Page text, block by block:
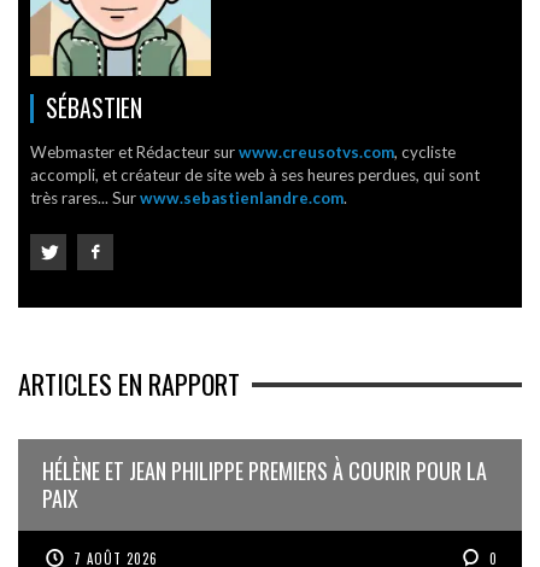
SÉBASTIEN
Webmaster et Rédacteur surwww.creusotvs.com, cycliste
accompli, et créateur de site web à ses heures perdues, qui sont
très rares... Surwww.sebastienlandre.com.
ARTICLES EN RAPPORT
HÉLÈNE ET JEAN PHILIPPE PREMIERS À COURIR POUR LA
PAIX
7 AOÛT 2026 0